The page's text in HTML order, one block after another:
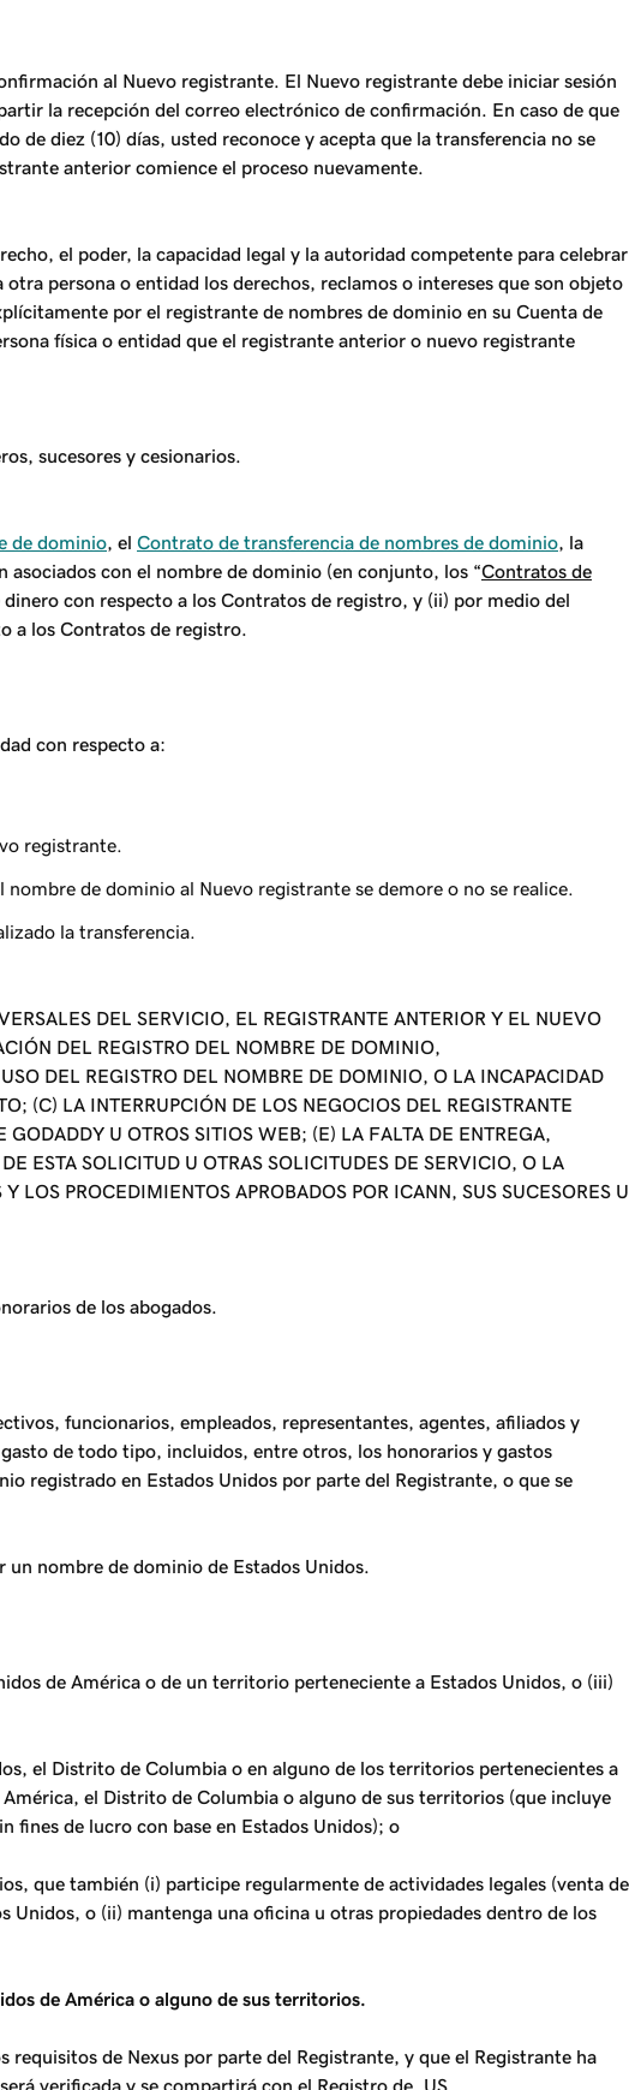
al Nuevo registrante. El Nuevo registrante debe iniciar sesión
la recepción del correo electrónico de confirmación. En caso de que
diez (10) días, usted reconoce y acepta que la transferencia no se
anterior comience el proceso nuevamente.
el poder, la capacidad legal y la autoridad competente para celebrar
persona o entidad los derechos, reclamos o intereses que son objeto
por el registrante de nombres de dominio en su Cuenta de
física o entidad que el registrante anterior o nuevo registrante
sucesores y cesionarios.
de dominio , el Contrato de transferencia de nombres de dominio , la
con el nombre de dominio (en conjunto, los “Contratos de
con respecto a los Contratos de registro, y (ii) por medio del
a los Contratos de registro.
con respecto a:
registrante.
de dominio al Nuevo registrante se demore o no se realice.
la transferencia.
DEL SERVICIO, EL REGISTRANTE ANTERIOR Y EL NUEVO
DEL REGISTRO DEL NOMBRE DE DOMINIO,
DEL REGISTRO DEL NOMBRE DE DOMINIO, O LA INCAPACIDAD
(C) LA INTERRUPCIÓN DE LOS NEGOCIOS DEL REGISTRANTE
U OTROS SITIOS WEB; (E) LA FALTA DE ENTREGA,
ESTA SOLICITUD U OTRAS SOLICITUDES DE SERVICIO, O LA
PROCEDIMIENTOS APROBADOS POR ICANN, SUS SUCESORES U
de los abogados.
funcionarios, empleados, representantes, agentes, afiliados y
de todo tipo, incluidos, entre otros, los honorarios y gastos
registrado en Estados Unidos por parte del Registrante, o que se
nombre de dominio de Estados Unidos.
de América o de un territorio perteneciente a Estados Unidos, o (iii)
el Distrito de Columbia o en alguno de los territorios pertenecientes a
el Distrito de Columbia o alguno de sus territorios (que incluye
fines de lucro con base en Estados Unidos); o
que también (i) participe regularmente de actividades legales (venta de
Unidos, o (ii) mantenga una oficina u otras propiedades dentro de los
de América o alguno de sus territorios.
de Nexus por parte del Registrante, y que el Registrante ha
verificada y se compartirá con el Registro de .US.